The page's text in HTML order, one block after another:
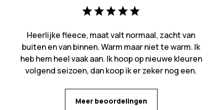
Heerlijke fleece, maat valt normaal, zacht van
buiten en van binnen. Warm maar niet te warm. Ik
heb hem heel vaak aan. Ik hoop op nieuwe kleuren
volgend seizoen, dan koop ik er zeker nog een.
Meer beoordelingen